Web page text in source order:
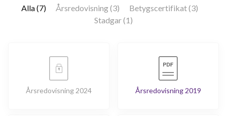
Alla (7)
Årsredovisning (3)
Betygscertifikat (3)
Stadgar (1)
Årsredovisning 2024 Årsredovisning 2019